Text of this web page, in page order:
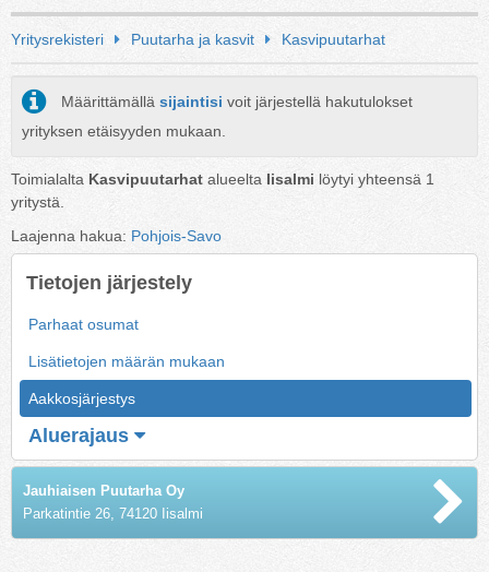
Yritysrekisteri Puutarha ja kasvit Kasvipuutarhat
Määrittämällä sijaintisi voit järjestellä hakutulokset
yrityksen etäisyyden mukaan.
Toimialalta Kasvipuutarhat alueelta Iisalmi löytyi yhteensä 1
yritystä.
Laajenna hakua: Pohjois-Savo
Tietojen järjestely
Parhaat osumat
Lisätietojen määrän mukaan
Aakkosjärjestys
Aluerajaus
Jauhiaisen Puutarha Oy
Parkatintie 26, 74120 Iisalmi